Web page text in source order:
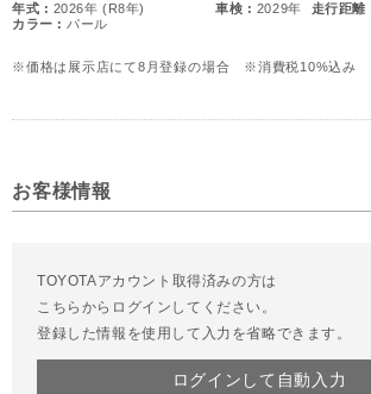
年式 : 2026年 (R8年) 車検 : 2029年 走行距離
カラー : パール
※価格は展示店にて8月登録の場合 ※消費税10%込み
お客様情報
TOYOTAアカウント取得済みの方は
こちらからログインしてください。
登録した情報を使用して入力を省略できます。
ログインして自動入力